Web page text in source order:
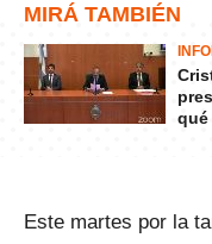
MIRÁ TAMBIÉN
qué
Este martes por la